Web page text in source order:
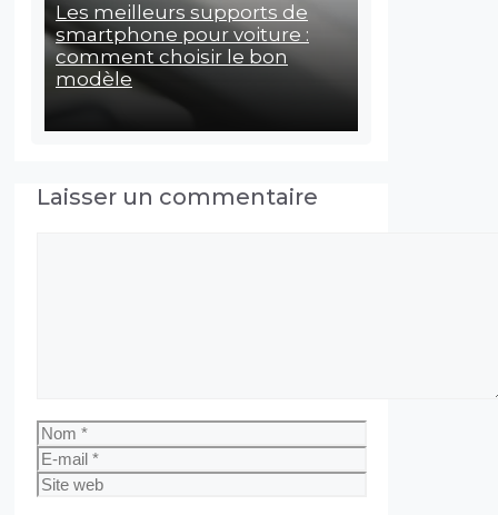
Les meilleurs supports de
smartphone pour voiture :
comment choisir le bon
modèle
Laisser un commentaire
Nom
E-
mail
Site
web